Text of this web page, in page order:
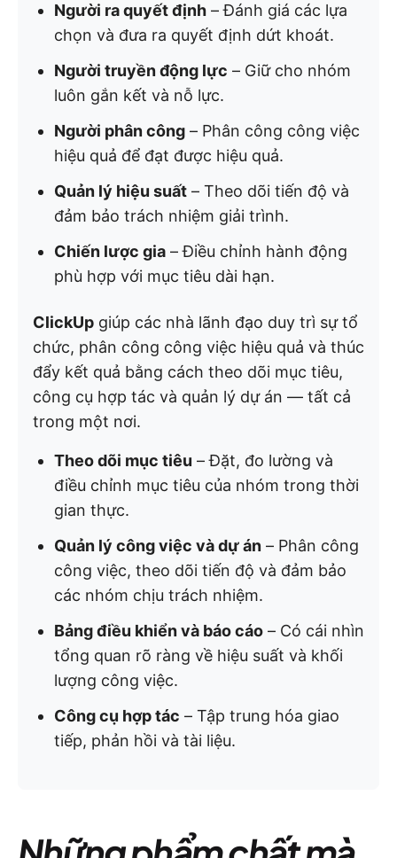
Người ra quyết định – Đánh giá các lựa
chọn và đưa ra quyết định dứt khoát.
Người truyền động lực – Giữ cho nhóm
luôn gắn kết và nỗ lực.
Người phân công – Phân công công việc
hiệu quả để đạt được hiệu quả.
Quản lý hiệu suất – Theo dõi tiến độ và
đảm bảo trách nhiệm giải trình.
Chiến lược gia – Điều chỉnh hành động
phù hợp với mục tiêu dài hạn.
ClickUp giúp các nhà lãnh đạo duy trì sự tổ
chức, phân công công việc hiệu quả và thúc
đẩy kết quả bằng cách theo dõi mục tiêu,
công cụ hợp tác và quản lý dự án — tất cả
trong một nơi.
Theo dõi mục tiêu – Đặt, đo lường và
điều chỉnh mục tiêu của nhóm trong thời
gian thực.
Quản lý công việc và dự án – Phân công
công việc, theo dõi tiến độ và đảm bảo
các nhóm chịu trách nhiệm.
Bảng điều khiển và báo cáo – Có cái nhìn
tổng quan rõ ràng về hiệu suất và khối
lượng công việc.
Công cụ hợp tác – Tập trung hóa giao
tiếp, phản hồi và tài liệu.